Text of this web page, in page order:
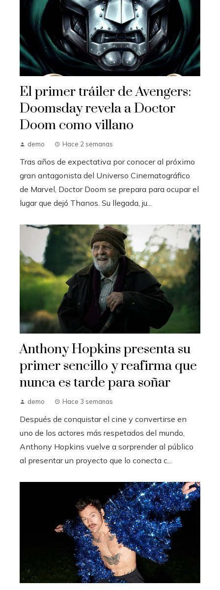
El primer tráiler de Avengers:
Doomsday revela a Doctor
Doom como villano
demo Hace 2 semanas
Tras años de expectativa por conocer al próximo
gran antagonista del Universo Cinematográfico
de Marvel, Doctor Doom se prepara para ocupar el
lugar que dejó Thanos. Su llegada, ju...
Anthony Hopkins presenta su
primer sencillo y reafirma que
nunca es tarde para soñar
demo Hace 3 semanas
Después de conquistar el cine y convertirse en
uno de los actores más respetados del mundo,
Anthony Hopkins vuelve a sorprender al público
al presentar un proyecto que lo conecta c...